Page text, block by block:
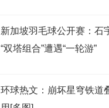
新加坡羽毛球公开赛：石
“双塔组合”遭遇“一轮游”
环球热文：崩坏星穹铁道